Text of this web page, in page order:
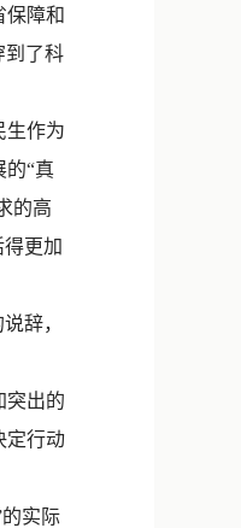
QQ
微信
保障和
到了科
生作为
的“真
的高
更加
辞，
突出的
定行动
实际